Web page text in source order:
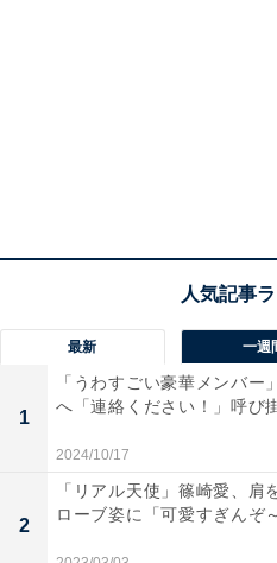
最新 一週
1
「うわすごい豪華メンバー
へ「連絡ください！」呼び
2024/10/17
2
「リアル天使」篠崎愛、肩
ローブ姿に「可愛すぎんぞ